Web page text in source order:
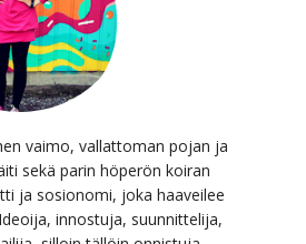
vaimo, vallattoman pojan ja
sekä parin höperön koiran
ja sosionomi, joka haaveilee
innostuja, suunnittelija,